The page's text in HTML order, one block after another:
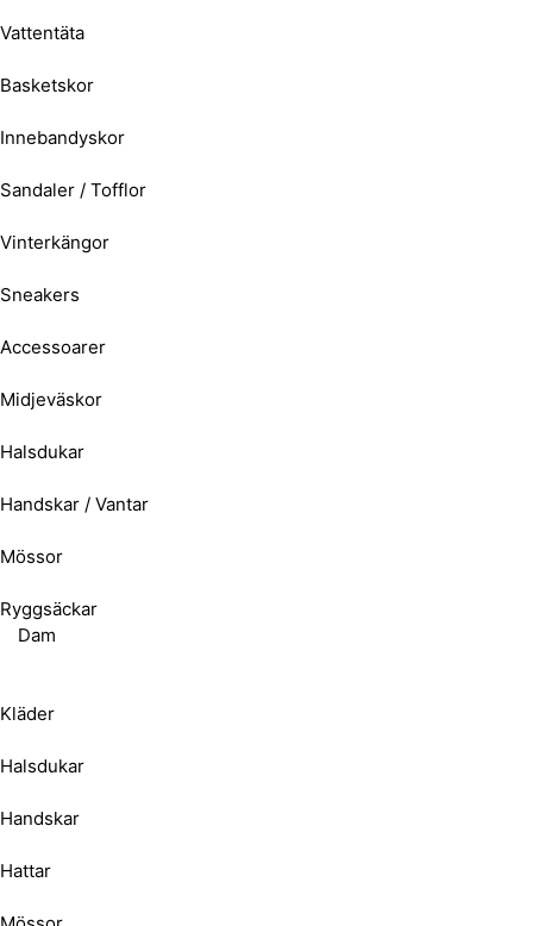
Vattentäta
Basketskor
Innebandyskor
Sandaler / Tofflor
Vinterkängor
Sneakers
Accessoarer
Midjeväskor
Halsdukar
Handskar / Vantar
Mössor
Ryggsäckar
Dam
Kläder
Halsdukar
Handskar
Hattar